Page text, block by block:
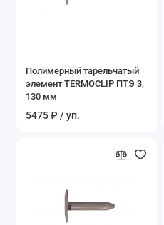
Полимерный тарельчатый
элемент TERMOCLIP ПТЭ 3,
130 мм
5475 ₽ / уп.